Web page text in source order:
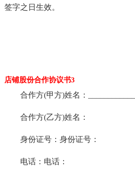
签字之日生效。
店铺股份合作协议书3
合作方(甲方)姓名：_____________
合作方(乙方)姓名：
身份证号：身份证号：
电话：电话：